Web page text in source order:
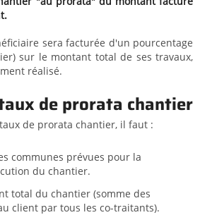
sera facturée d'un pourcentage
sur le montant total de ses travaux,
réalisé.
de prorata chantier
de prorata chantier, il faut :
communes prévues pour la
du chantier.
total du chantier (somme des
client par tous les co-traitants).